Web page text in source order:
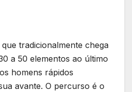
tradicionalmente chega
a 50 elementos ao último
homens rápidos
avante. O percurso é o